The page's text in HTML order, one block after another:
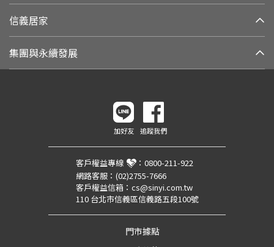
信義居家
集團與永續發展
加好友 追蹤我們
客戶權益專線 ： 0800-211-922
網路客服： (02)2755-7666
客戶權益信箱： cs@sinyi.com.tw
110 台北市信義區信義路五段100號
門市據點